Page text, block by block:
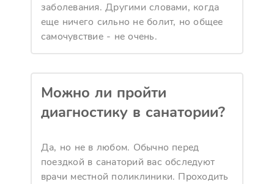
заболевания. Другими словами, когда
еще ничего сильно не болит, но общее
самочувствие - не очень.
Можно ли пройти
диагностику в санатории?
Да, но не в любом. Обычно перед
поездкой в санаторий вас обследуют
врачи местной поликлиники. Проходить